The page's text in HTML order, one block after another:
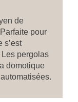
de
pour
s’est
pergolas
domotique